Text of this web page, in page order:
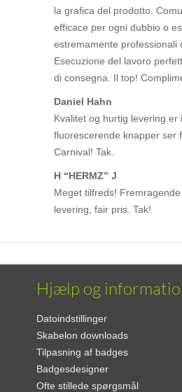
la grafica del prodotto.
efficace per ogni dubbio o
estremamente professionali
Esecuzione del lavoro
di consegna. Il top!
Daniel Hahn
Kvalitet og hurtig levering er
fluorescerende knapper ser
Carnival! Tak.
H “HERMZ” J
Meget tilfreds!
levering, fair pris. Tak!
Hjælp og
Datoindstillinger
Skabelon downloads
Tilpasning af badges
Badgesdesigner
Ofte stillede spørgsmål